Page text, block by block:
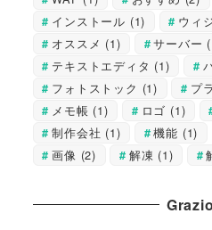
インストール (1) ウィ
オススメ (1) サーバー
テキストエディタ (1)
フォトストック (1) プ
メモ帳 (1) ロゴ (1)
制作会社 (1) 機能 (1)
画像 (2) 解凍 (1)